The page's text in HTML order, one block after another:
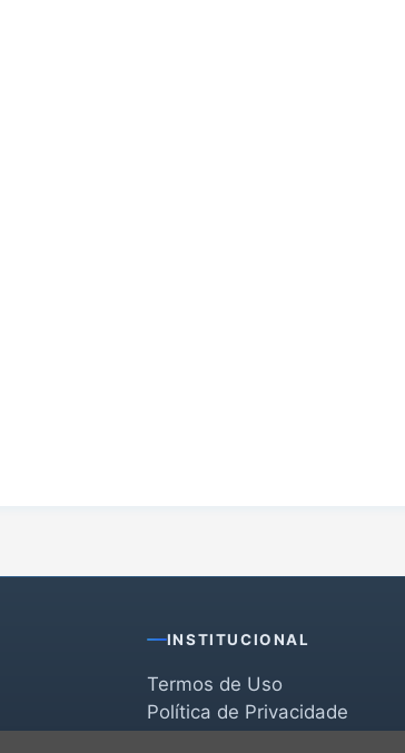
INSTITUCIONAL
Termos de Uso
Política de Privacidade